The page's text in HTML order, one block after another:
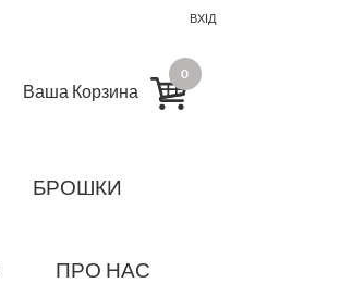
ВХІД
Ваша Корзина
0
БРОШКИ
ПРО НАС